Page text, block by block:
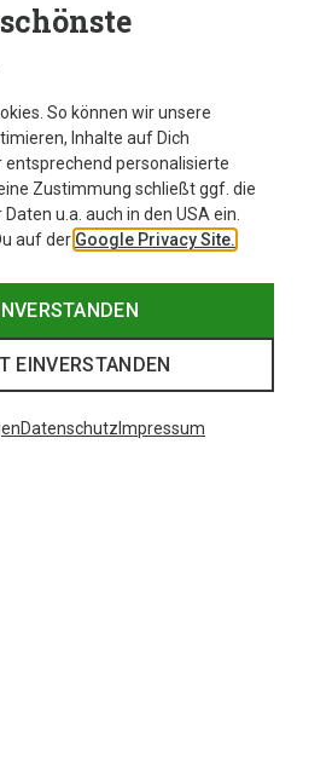
So können wir unsere
Inhalte auf Dich
entsprechend personalisierte
Zustimmung schließt ggf. die
u.a. auch in den USA ein.
auf der Google Privacy Site.
EINVERSTANDEN
Datenschutz Impressum